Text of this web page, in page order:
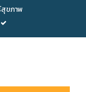
สุขภาพ